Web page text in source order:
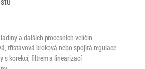
a dalších procesních veličin
třístavová kroková nebo spojitá regulace
s korekcí, filtrem a linearizací